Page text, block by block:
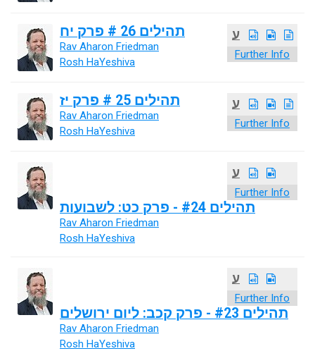
ע
Further Info
תהילים 26 # פרק יח
Rav Aharon Friedman
Rosh HaYeshiva
ע
Further Info
תהילים 25 # פרק יז
Rav Aharon Friedman
Rosh HaYeshiva
ע
Further Info
תהילים #24 - פרק כט: לשבועות
Rav Aharon Friedman
Rosh HaYeshiva
ע
Further Info
תהילים #23 - פרק קכב: ליום ירושלים
Rav Aharon Friedman
Rosh HaYeshiva